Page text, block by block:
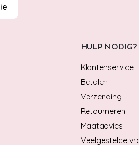
HULP NODIG?
Klantenservice
Betalen
Verzending
Retourneren
Maatadvies
Veelgestelde